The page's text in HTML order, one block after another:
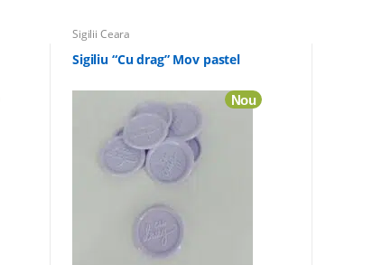
Sigilii Ceara
Sigiliu “Cu drag” Mov pastel
Nou